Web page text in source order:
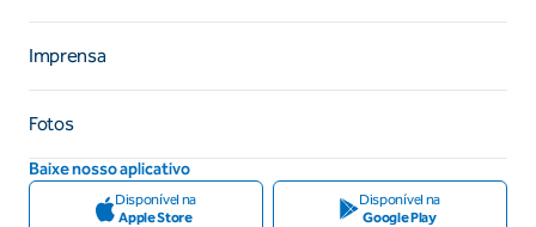
Imprensa
Fotos
Baixe nosso aplicativo
Disponível na
Apple Store
Disponível na
Google Play